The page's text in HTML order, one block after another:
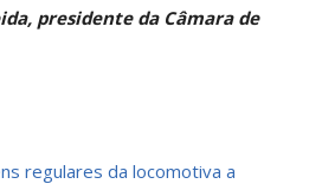
presidente da Câmara de
regulares da locomotiva a